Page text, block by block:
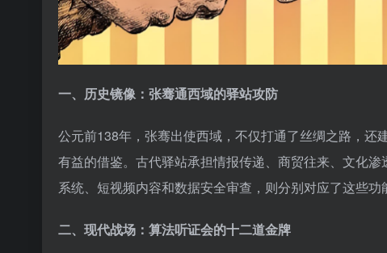
一、历史镜像：张骞通西域的驿站攻防
公元前138年，张骞出使西域，不仅打通了丝绸之路，
有益的借鉴。古代驿站承担情报传递、商贸往来、文化
系统、短视频内容和数据安全审查，则分别对应了这些功
二、现代战场：算法听证会的十二道金牌